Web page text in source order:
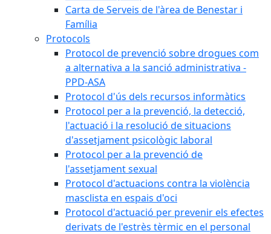
Carta de Serveis de l'àrea de Benestar i
Família
Protocols
Protocol de prevenció sobre drogues com
a alternativa a la sanció administrativa -
PPD-ASA
Protocol d'ús dels recursos informàtics
Protocol per a la prevenció, la detecció,
l'actuació i la resolució de situacions
d'assetjament psicològic laboral
Protocol per a la prevenció de
l'assetjament sexual
Protocol d'actuacions contra la violència
masclista en espais d'oci
Protocol d'actuació per prevenir els efectes
derivats de l'estrès tèrmic en el personal